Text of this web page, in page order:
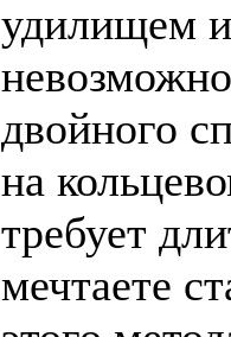
удилищем и
двойного
на
требует
мечтаете